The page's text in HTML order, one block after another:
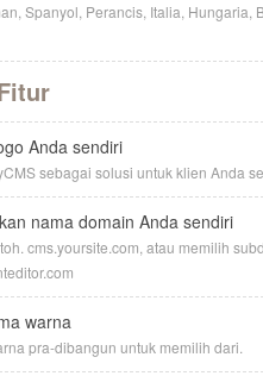
Spanyol, Perancis, Italia,
Anda sendiri
sebagai solusi untuk klien Anda
nama domain Anda sendiri
cms.yoursite.com, atau memilih
warna
pra-dibangun untuk memilih dari.